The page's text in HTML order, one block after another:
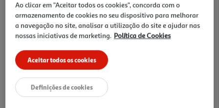
Quantidade Liquida
0.35 KG
Mirtilos*, açúcar de cana*, sumo de limões concentrado*, gelificante:
pectinas. *biológico. Preparado com 55g de frutos por 100g de
produto acabado.
Ao clicar em "Aceitar todos os cookies", concorda com o
armazenamento de cookies no seu dispositivo para melhorar
a navegação no site, analisar a utilização do site e ajudar nas
nossas iniciativas de marketing. Política de Cookies
Aceitar todos os cookies
Definições de cookies